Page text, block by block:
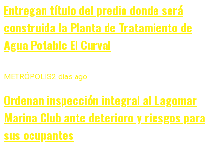
Entregan título del predio donde será
construida la Planta de Tratamiento de
Agua Potable El Curval
METRÓPOLIS2 días ago
Ordenan inspección integral al Lagomar
Marina Club ante deterioro y riesgos para
sus ocupantes